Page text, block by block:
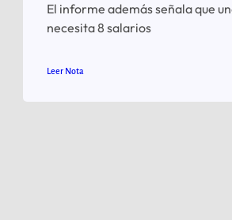
El informe además señala que
necesita 8 salarios
Leer Nota